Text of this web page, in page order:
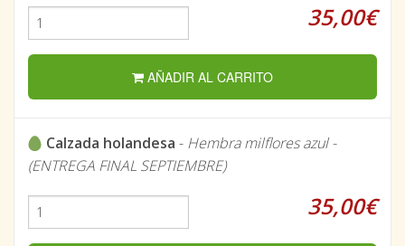
35,00€
AÑADIR AL CARRITO
Calzada holandesa - Hembra milflores azul -
(ENTREGA FINAL SEPTIEMBRE)
35,00€